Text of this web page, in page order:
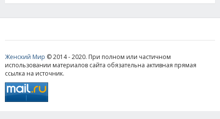
Женский Мир © 2014 - 2020. При полном или частичном
использовании материалов сайта обязательна активная прямая
ссылка на источник.